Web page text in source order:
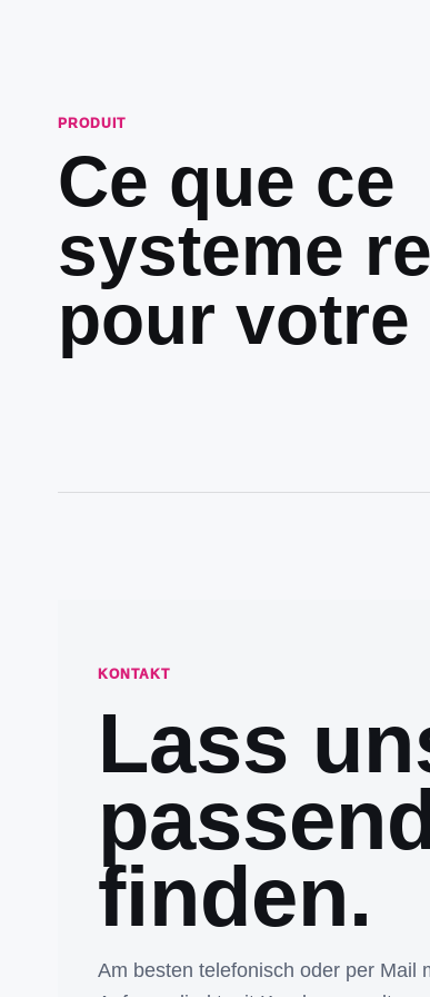
PRODUIT
Ce que ce
systeme
pour votre
KONTAKT
Lass
finden.
Am besten telefonisch oder per Mail